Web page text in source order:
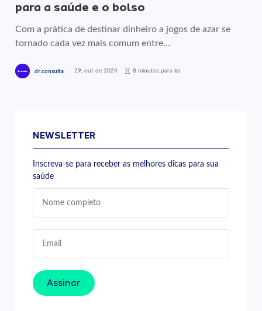
para a saúde e o bolso
Com a prática de destinar dinheiro a jogos de azar se
tornado cada vez mais comum entre...
dr.consulta 29, out de 2024 8 minutos para ler
NEWSLETTER
Inscreva-se para receber as melhores dicas para sua
saúde
Assinar